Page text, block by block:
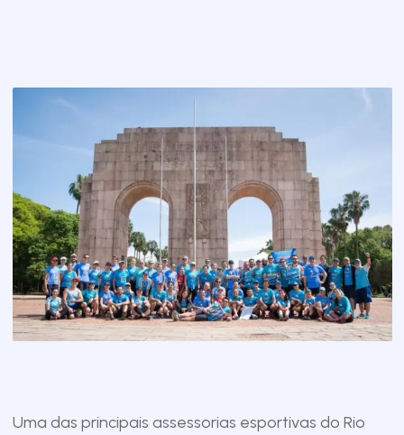
Uma das principais assessorias esportivas do Rio